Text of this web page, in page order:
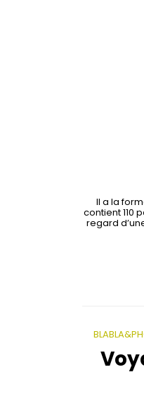
Il a la
contient 110
regard